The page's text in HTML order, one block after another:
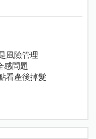
風險管理
感問題
看產後掉髮